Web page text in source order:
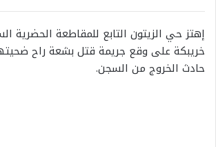
إهتز حي الزيتون التابع للمقاطعة الحضرية
خريبكة على وقع جريمة قتل بشعة راح
حادث الخروج من السجن.